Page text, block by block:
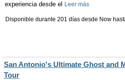
experiencia desde el
Leer más
Disponible durante 201 días desde Now
San Antonio's Ultimate Ghost and
Tour